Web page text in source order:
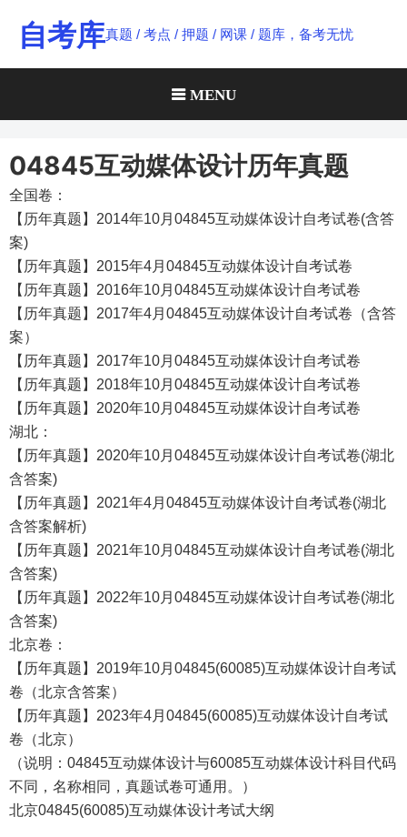
自考库真题 / 考点 / 押题 / 网课 / 题库，备考无忧
MENU
04845互动媒体设计历年真题
全国卷：
【历年真题】2014年10月04845互动媒体设计自考试卷(含答
案)
【历年真题】2015年4月04845互动媒体设计自考试卷
【历年真题】2016年10月04845互动媒体设计自考试卷
【历年真题】2017年4月04845互动媒体设计自考试卷（含答
案）
【历年真题】2017年10月04845互动媒体设计自考试卷
【历年真题】2018年10月04845互动媒体设计自考试卷
【历年真题】2020年10月04845互动媒体设计自考试卷
湖北：
【历年真题】2020年10月04845互动媒体设计自考试卷(湖北
含答案)
【历年真题】2021年4月04845互动媒体设计自考试卷(湖北
含答案解析)
【历年真题】2021年10月04845互动媒体设计自考试卷(湖北
含答案)
【历年真题】2022年10月04845互动媒体设计自考试卷(湖北
含答案)
北京卷：
【历年真题】2019年10月04845(60085)互动媒体设计自考试
卷（北京含答案）
【历年真题】2023年4月04845(60085)互动媒体设计自考试
卷（北京）
（说明：04845互动媒体设计与60085互动媒体设计科目代码
不同，名称相同，真题试卷可通用。）
北京04845(60085)互动媒体设计考试大纲